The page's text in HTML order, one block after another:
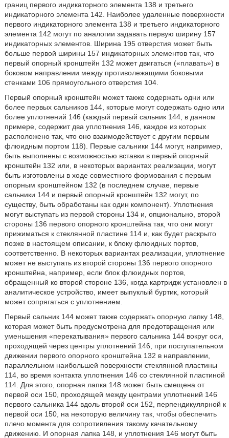
границ первого индикаторного элемента 138 и третьего
индикаторного элемента 142. Наиболее удаленные поверхности
первого индикаторного элемента 138 и третьего индикаторного
элемента 142 могут по аналогии задавать первую ширину 157
индикаторных элементов. Ширина 195 отверстия может быть
больше первой ширины 157 индикаторных элементов так, что
первый опорный кронштейн 132 может двигаться («плавать») в
боковом направлении между противолежащими боковыми
стенками 106 прямоугольного отверстия 104.
Первый опорный кронштейн может также содержать одни или
более первых сальников 144, которые могут содержать одно или
более уплотнений 146 (каждый первый сальник 144, в данном
примере, содержит два уплотнения 146, каждое из которых
расположено так, что оно взаимодействует с другим первым
флюидным портом 118). Первые сальники 144 могут, например,
быть выполнены с возможностью вставки в первый опорный
кронштейн 132 или, в некоторых вариантах реализации, могут
быть изготовлены в ходе совместного формования с первым
опорным кронштейном 132 (в последнем случае, первые
сальники 144 и первый опорный кронштейн 132 могут, по
существу, быть обработаны как один компонент). Уплотнения
могут выступать из первой стороны 134 и, опционально, второй
стороны 136 первого опорного кронштейна так, что они могут
прижиматься к стеклянной пластине 114 и, как будет раскрыто
позже в настоящем описании, к блоку флюидных портов,
соответственно. В некоторых вариантах реализации, уплотнение
может не выступать из второй стороны 136 первого опорного
кронштейна, например, если блок флюидных портов,
обращенный ко второй стороне 136, когда картридж установлен в
аналитическое устройство, имеет выпуклый буртик, который
может сопрягаться с уплотнением.
Первый сальник 144 может также содержать опорную лапку 148,
которая может быть предусмотрена для предотвращения или
уменьшения «перекатывания» первого сальника 144 вокруг оси,
проходящей через центры уплотнений 146, при поступательном
движении первого опорного кронштейна 132 в направлении,
параллельном наибольшей поверхности стеклянной пластины
114, во время контакта уплотнения 146 со стеклянной пластиной
114. Для этого, опорная лапка 148 может быть смещена от
первой оси 150, проходящей между центрами уплотнений 146
первого сальника 144 вдоль второй оси 152, перпендикулярной к
первой оси 150, на некоторую величину так, чтобы обеспечить
плечо момента для сопротивления такому качательному
движению. И опорная лапка 148, и уплотнения 146 могут быть